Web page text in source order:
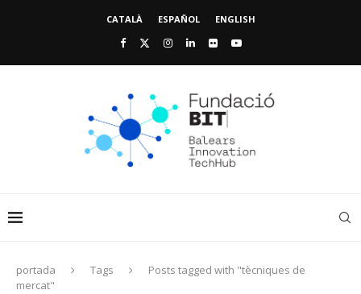
CATALÀ ESPAÑOL ENGLISH
portada Tags
Posts tagged with "tècniques de
mercat"